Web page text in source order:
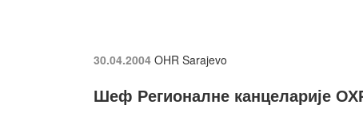
30.04.2004 OHR Sarajevo
Шеф Регионалне канцеларије